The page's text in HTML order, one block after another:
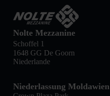
Nolte Mezzanine
Schoffel 1
1648 GG De Goorn
Niederlande
Niederlassung Moldawien